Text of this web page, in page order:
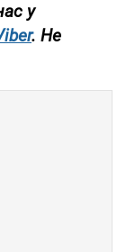
у
. Не